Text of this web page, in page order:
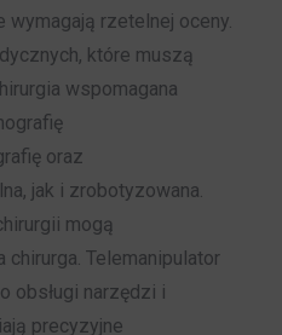
rzetelnej oceny.
które muszą
wspomagana
oraz
jak i zrobotyzowana.
mogą
Telemanipulator
obsługi narzędzi i
precyzyjne